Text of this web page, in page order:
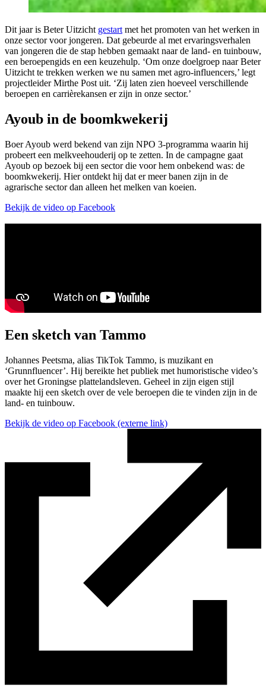
Dit jaar is Beter Uitzicht gestart met het promoten van het werken in
onze sector voor jongeren. Dat gebeurde al met ervaringsverhalen
van jongeren die de stap hebben gemaakt naar de land- en tuinbouw,
een beroepengids en een keuzehulp. ‘Om onze doelgroep naar Beter
Uitzicht te trekken werken we nu samen met agro-influencers,’ legt
projectleider Mirthe Post uit. ‘Zij laten zien hoeveel verschillende
beroepen en carrièrekansen er zijn in onze sector.’
Ayoub in de boomkwekerij
Boer Ayoub werd bekend van zijn NPO 3-programma waarin hij
probeert een melkveehouderij op te zetten. In de campagne gaat
Ayoub op bezoek bij een sector die voor hem onbekend was: de
boomkwekerij. Hier ontdekt hij dat er meer banen zijn in de
agrarische sector dan alleen het melken van koeien.
Bekijk de video op Facebook
Een sketch van Tammo
Johannes Peetsma, alias TikTok Tammo, is muzikant en
‘Grunnfluencer’. Hij bereikte het publiek met humoristische video’s
over het Groningse plattelandsleven. Geheel in zijn eigen stijl
maakte hij een sketch over de vele beroepen die te vinden zijn in de
land- en tuinbouw.
Bekijk de video op Facebook (externe link)